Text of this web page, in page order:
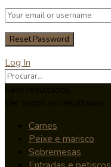
Log In
Carnes
Peixe e marisco
Sobremesas